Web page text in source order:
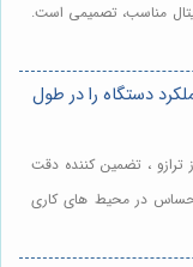
مناسب، تصمیمی است.
دستگاه را در طول
ترازو ، تضمین کننده دقت
حساس در محیط های کاری